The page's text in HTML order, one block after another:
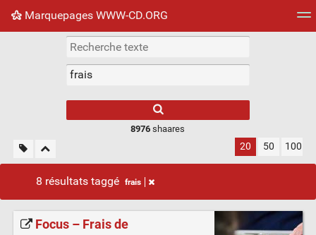
Marquepages WWW-CD.ORG
Nuage de tags Mur d'images
8976 shaares
20 50 100
8 résultats taggé frais
Focus – Frais de